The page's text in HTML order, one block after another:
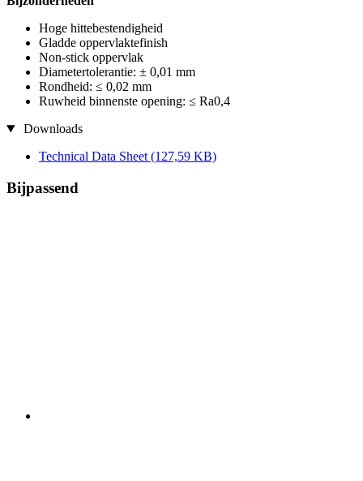
Hoge hittebestendigheid
Gladde oppervlaktefinish
Non-stick oppervlak
Diametertolerantie: ± 0,01 mm
Rondheid: ≤ 0,02 mm
Ruwheid binnenste opening: ≤ Ra0,4
Downloads
Technical Data Sheet (127,59 KB)
Bijpassend